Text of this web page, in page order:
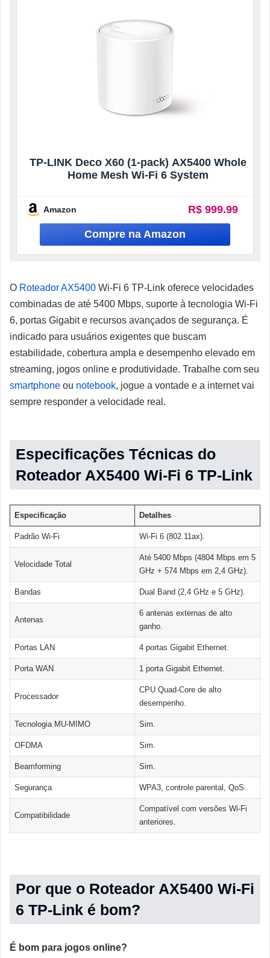
TP-LINK Deco X60 (1-pack) AX5400 Whole
Home Mesh Wi-Fi 6 System
Amazon R$ 999.99
O Roteador AX5400 Wi-Fi 6 TP-Link oferece velocidades
combinadas de até 5400 Mbps, suporte à tecnologia Wi-Fi
6, portas Gigabit e recursos avançados de segurança. É
indicado para usuários exigentes que buscam
estabilidade, cobertura ampla e desempenho elevado em
streaming, jogos online e produtividade. Trabalhe com seu
smartphone ou notebook, jogue a vontade e a internet vai
sempre responder a velocidade real.
Especificações Técnicas do
Roteador AX5400 Wi-Fi 6 TP-Link
Especificação Detalhes
Padrão Wi-Fi Wi-Fi 6 (802.11ax).
Velocidade Total
Até 5400 Mbps (4804 Mbps em 5
GHz + 574 Mbps em 2,4 GHz).
Bandas Dual Band (2,4 GHz e 5 GHz).
Antenas
6 antenas externas de alto
ganho.
Portas LAN 4 portas Gigabit Ethernet.
Porta WAN 1 porta Gigabit Ethernet.
Processador
CPU Quad-Core de alto
desempenho.
Tecnologia MU-MIMO Sim.
OFDMA Sim.
Beamforming Sim.
Segurança WPA3, controle parental, QoS.
Compatibilidade
Compatível com versões Wi-Fi
anteriores.
Por que o Roteador AX5400 Wi-Fi
6 TP-Link é bom?
É bom para jogos online?